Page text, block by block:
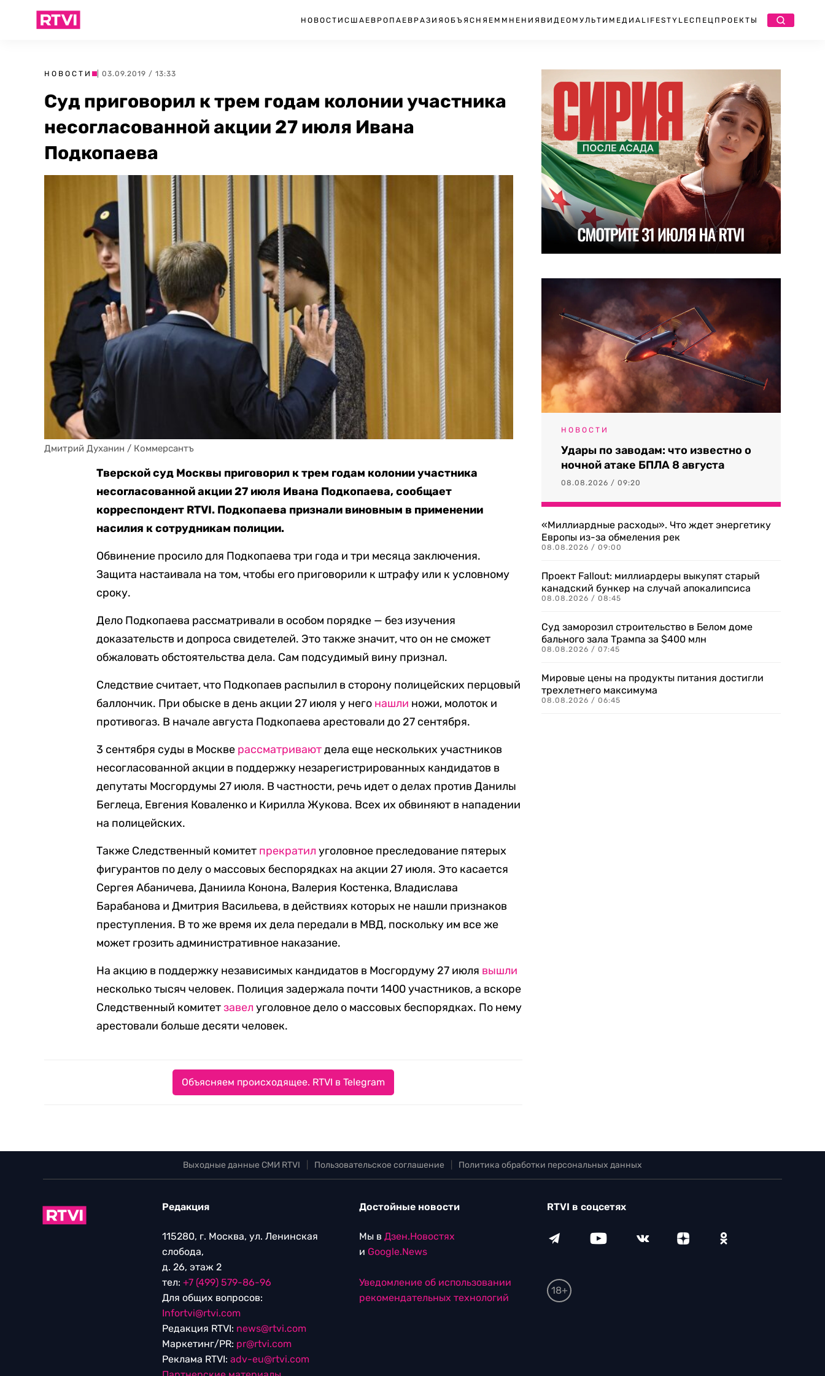
НОВОСТИ США ЕВРОПА ЕВРАЗИЯ ОБЪЯСНЯЕМ МНЕНИЯ ВИДЕО МУЛЬТИМЕДИА LIFESTYLEСПЕЦПРОЕКТЫ
НОВОСТИ | 03.09.2019 / 13:33
Суд приговорил к трем годам колонии участника
несогласованной акции 27 июля Ивана
Подкопаева
Дмитрий Духанин / Коммерсантъ
Тверской суд Москвы приговорил к трем годам колонии участника
несогласованной акции 27 июля Ивана Подкопаева, сообщает
корреспондент RTVI. Подкопаева признали виновным в применении
насилия к сотрудникам полиции.
Обвинение просило для Подкопаева три года и три месяца заключения.
Защита настаивала на том, чтобы его приговорили к штрафу или к условному
сроку.
Дело Подкопаева рассматривали в особом порядке — без изучения
доказательств и допроса свидетелей. Это также значит, что он не сможет
обжаловать обстоятельства дела. Сам подсудимый вину признал.
Следствие считает, что Подкопаев распылил в сторону полицейских перцовый
баллончик. При обыске в день акции 27 июля у него нашли ножи, молоток и
противогаз. В начале августа Подкопаева арестовали до 27 сентября.
3 сентября суды в Москве рассматриваютдела еще нескольких участников
несогласованной акции в поддержку незарегистрированных кандидатов в
депутаты Мосгордумы 27 июля. В частности, речь идет о делах против Данилы
Беглеца, Евгения Коваленко и Кирилла Жукова. Всех их обвиняют в нападении
на полицейских.
Также Следственный комитет прекратил уголовное преследование пятерых
фигурантов по делу о массовых беспорядках на акции 27 июля. Это касается
Сергея Абаничева, Даниила Конона, Валерия Костенка, Владислава
Барабанова и Дмитрия Васильева, в действиях которых не нашли признаков
преступления. В то же время их дела передали в МВД, поскольку им все же
может грозить административное наказание.
На акцию в поддержку независимых кандидатов в Мосгордуму 27 июля вышли
несколько тысяч человек. Полиция задержала почти 1400 участников, а вскоре
Следственный комитетзавел уголовное дело о массовых беспорядках. По нему
арестовали больше десяти человек.
Объясняем происходящее. RTVI в Telegram
НОВОСТИ
Удары по заводам: что известно о
ночной атаке БПЛА 8 августа
08.08.2026 / 09:20
«Миллиардные расходы». Что ждет энергетику
Европы из-за обмеления рек
08.08.2026 / 09:00
Проект Fallout: миллиардеры выкупят старый
канадский бункер на случай апокалипсиса
08.08.2026 / 08:45
Суд заморозил строительство в Белом доме
бального зала Трампа за $400 млн
08.08.2026 / 07:45
Мировые цены на продукты питания достигли
трехлетнего максимума
08.08.2026 / 06:45
Выходные данные СМИ RTVI Пользовательское соглашение Политика обработки персональных данных
Редакция
115280, г. Москва, ул. Ленинская
слобода,
д. 26, этаж 2
тел: +7 (499) 579-86-96
Для общих вопросов:
Infortvi@rtvi.com
Редакция RTVI: news@rtvi.com
Маркетинг/PR: pr@rtvi.com
Реклама RTVI: adv-eu@rtvi.com
Достойные новости
Мы в Дзен.Новостях
и Google.News
Уведомление об использовании
рекомендательных технологий
RTVI в соцсетях
18+